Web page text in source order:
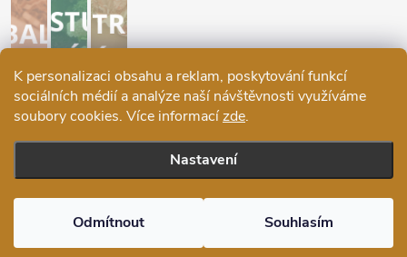
K personalizaci obsahu a reklam, poskytování funkcí
sociálních médií a analýze naší návštěvnosti využíváme
soubory cookies. Více informacízde.
Nastavení
Odmítnout Souhlasím
Copyright 2026Ráj deštníků. Všechna práva vyhrazena.Upravit
nastavení cookies